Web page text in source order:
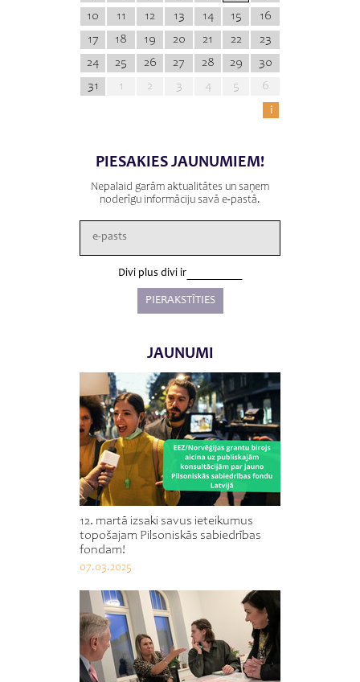
10
11 12 13 14 15
16
17
18 19 20 21 22
23
24
25 26 27 28 29
30
31
1 2 3 4 5
6
i
PIESAKIES JAUNUMIEM!
Nepalaid garām aktualitātes un saņem
noderīgu informāciju savā e-pastā.
Divi plus divi ir
JAUNUMI
12. martā izsaki savus ieteikumus
topošajam Pilsoniskās sabiedrības
fondam!
07.03.2025